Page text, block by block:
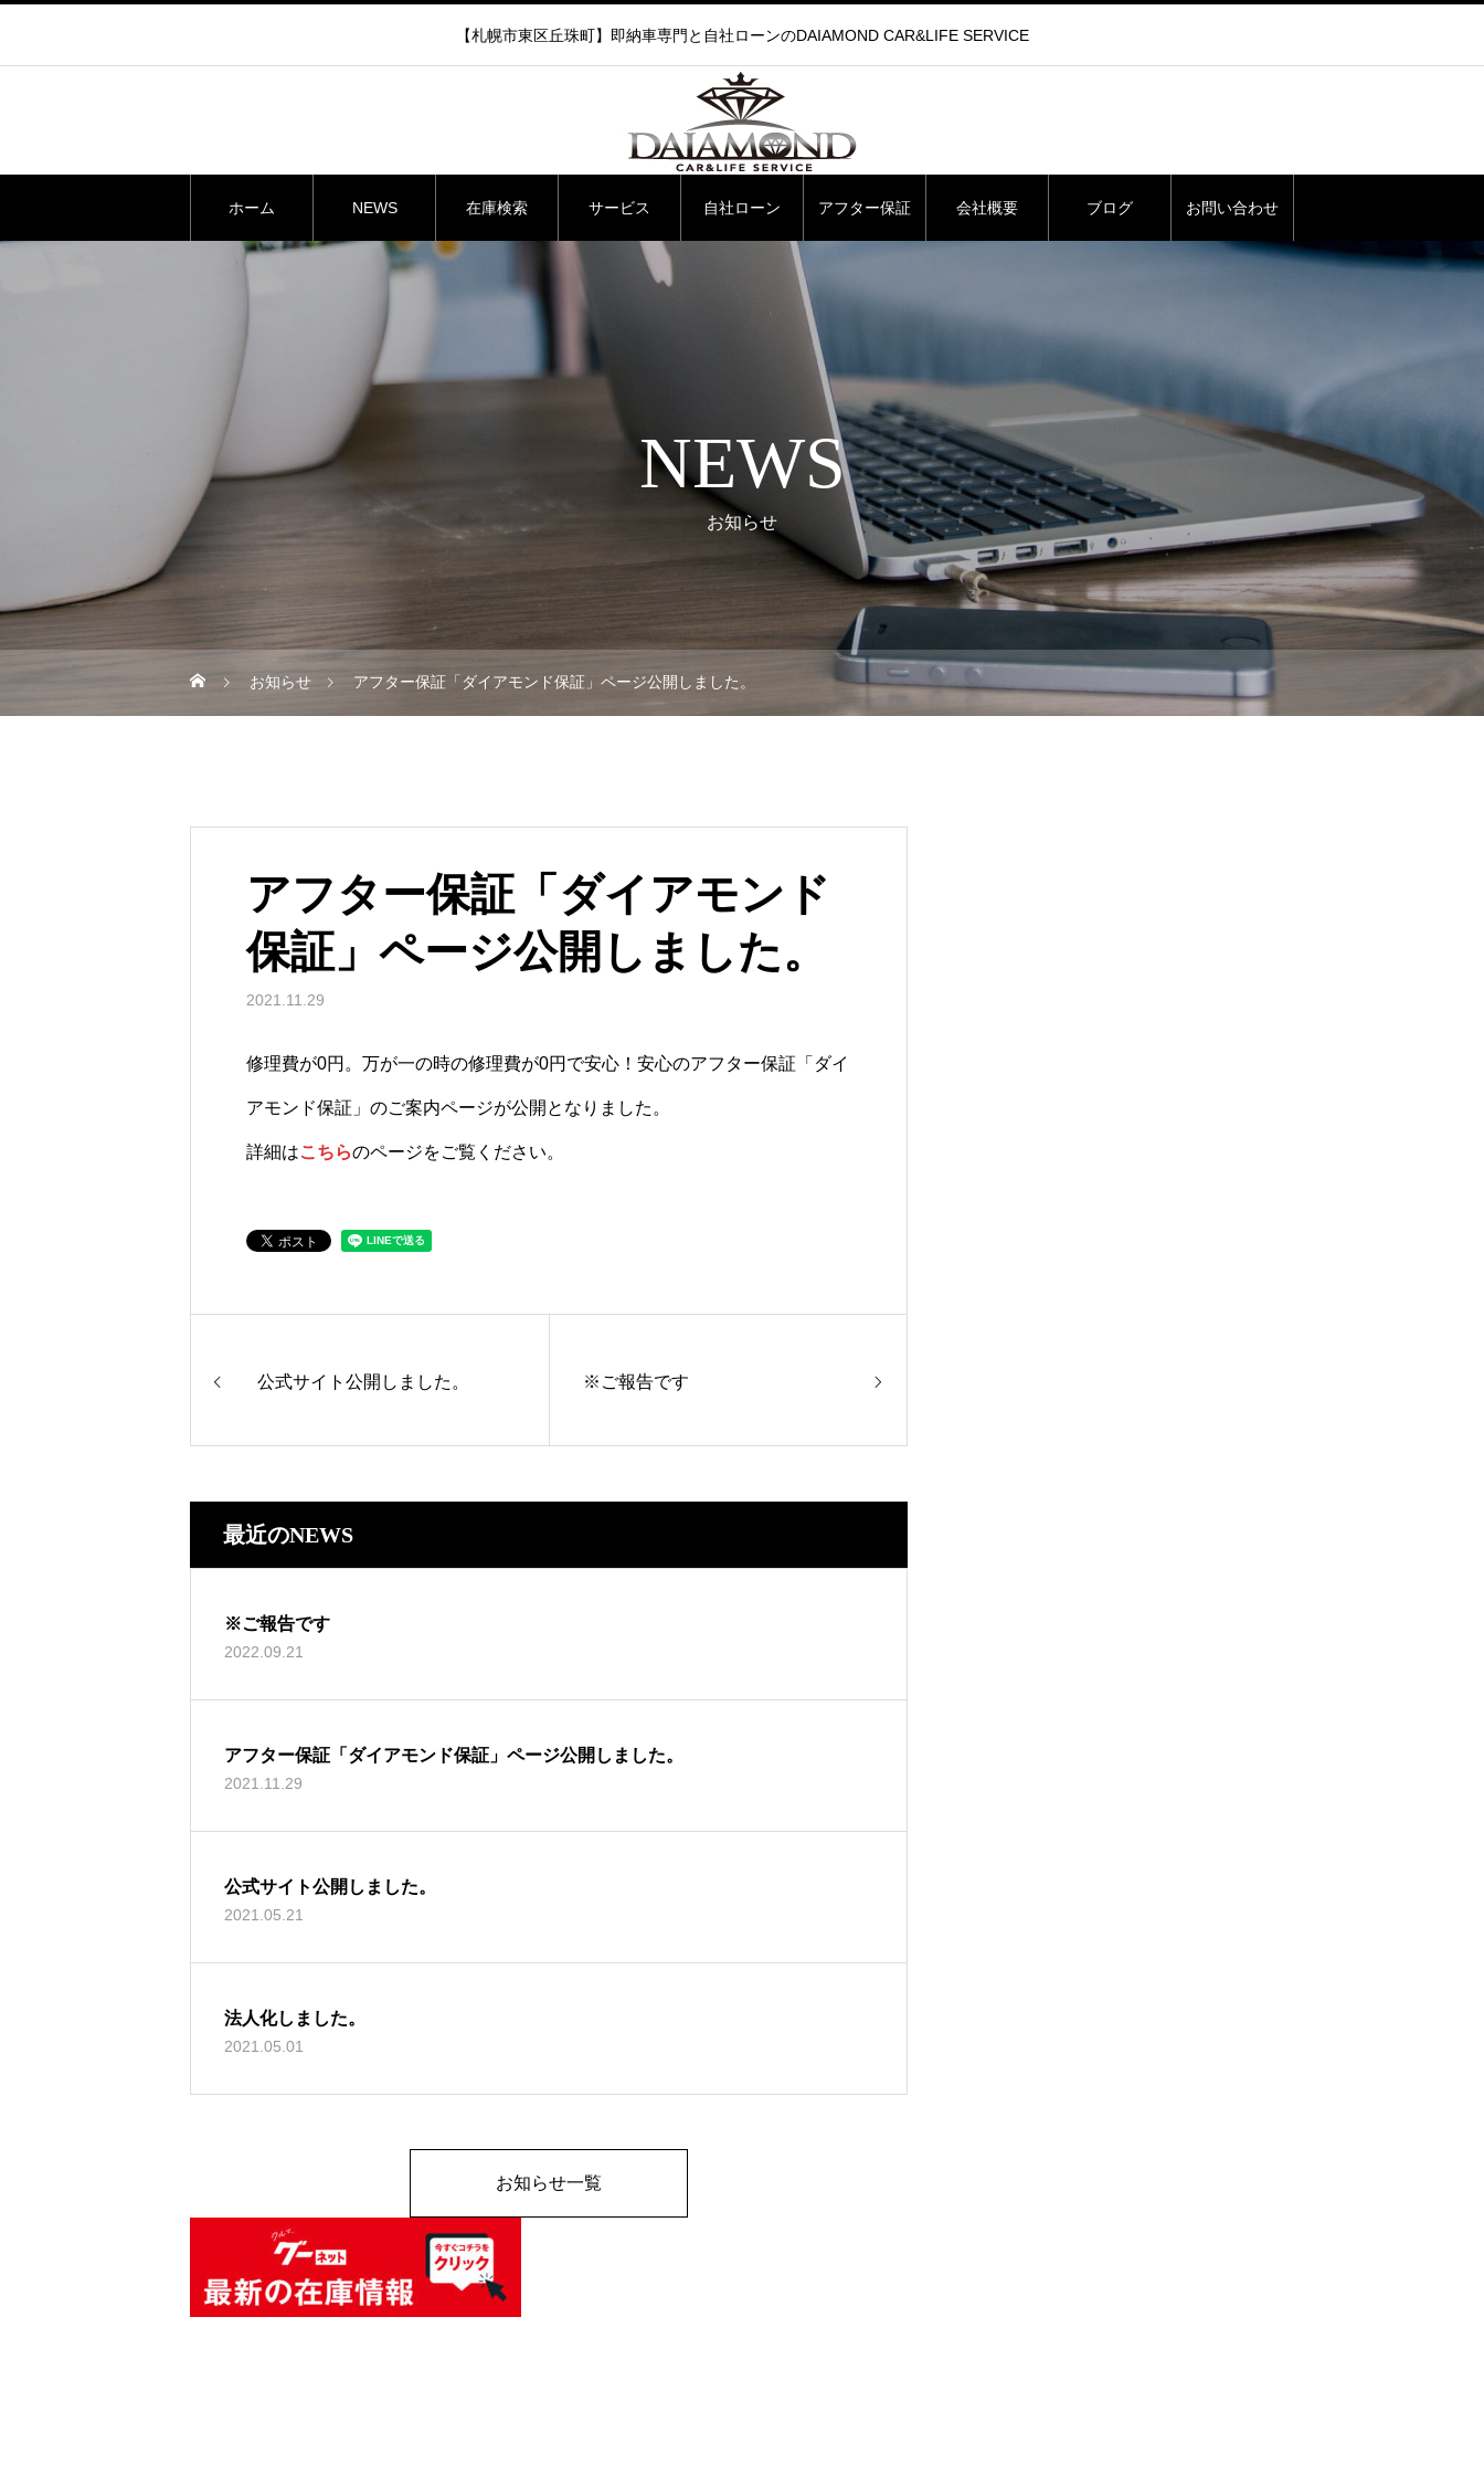
【札幌市東区丘珠町】即納車専門と自社ローンのDAIAMOND CAR&LIFE SERVICE
ホーム NEWS 在庫検索 サービス 自社ローン アフター保証 会社概要 ブログ お問い合わせ
NEWS
お知らせ
お知らせ アフター保証「ダイアモンド保証」ページ公開しました。
アフター保証「ダイアモンド
保証」ページ公開しました。
2021.11.29
修理費が0円。万が一の時の修理費が0円で安心！安心のアフター保証「ダイ
アモンド保証」のご案内ページが公開となりました。
詳細はこちらのページをご覧ください。
公式サイト公開しました。 ※ご報告です
最近のNEWS
※ご報告です
2022.09.21
アフター保証「ダイアモンド保証」ページ公開しました。
2021.11.29
公式サイト公開しました。
2021.05.21
法人化しました。
2021.05.01
お知らせ一覧